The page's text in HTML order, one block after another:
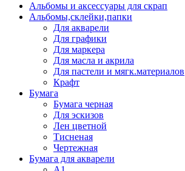
Альбомы и аксессуары для скрап
Альбомы,склейки,папки
Для акварели
Для графики
Для маркера
Для масла и акрила
Для пастели и мягк.материалов
Крафт
Бумага
Бумага черная
Для эскизов
Лен цветной
Тисненая
Чертежная
Бумага для акварели